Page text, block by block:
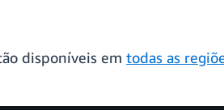
disponíveis em todas as